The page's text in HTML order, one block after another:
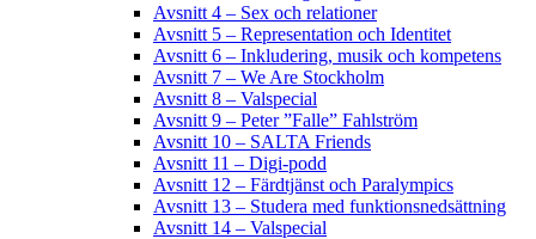
Avsnitt 4 – Sex och relationer
Avsnitt 5 – Representation och Identitet
Avsnitt 6 – Inkludering, musik och kompetens
Avsnitt 7 – We Are Stockholm
Avsnitt 8 – Valspecial
Avsnitt 9 – Peter ”Falle” Fahlström
Avsnitt 10 – SALTA Friends
Avsnitt 11 – Digi-podd
Avsnitt 12 – Färdtjänst och Paralympics
Avsnitt 13 – Studera med funktionsnedsättning
Avsnitt 14 – Valspecial